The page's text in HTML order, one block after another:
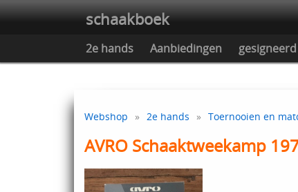
schaakboek
2e hands Aanbiedingen gesigneerd
Webshop » 2e hands » Toernooien en
AVRO Schaaktweekamp